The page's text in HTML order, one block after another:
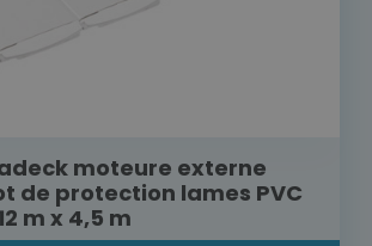
moteure externe
de protection lames PVC
m x 4,5 m